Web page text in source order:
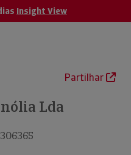
Insight View
Partilhar
Lda